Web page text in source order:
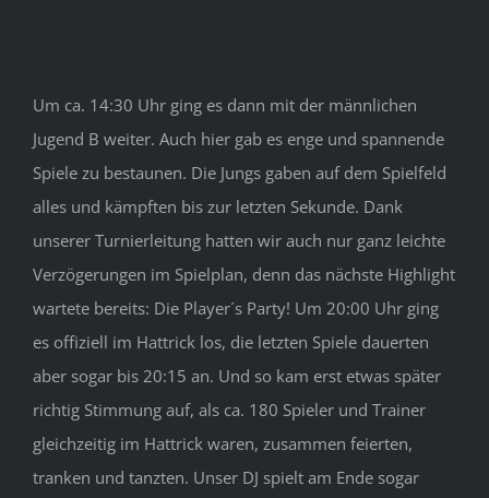
Um ca. 14:30 Uhr ging es dann mit der männlichen
Jugend B weiter. Auch hier gab es enge und spannende
Spiele zu bestaunen. Die Jungs gaben auf dem Spielfeld
alles und kämpften bis zur letzten Sekunde. Dank
unserer Turnierleitung hatten wir auch nur ganz leichte
Verzögerungen im Spielplan, denn das nächste Highlight
wartete bereits: Die Player´s Party! Um 20:00 Uhr ging
es offiziell im Hattrick los, die letzten Spiele dauerten
aber sogar bis 20:15 an. Und so kam erst etwas später
richtig Stimmung auf, als ca. 180 Spieler und Trainer
gleichzeitig im Hattrick waren, zusammen feierten,
tranken und tanzten. Unser DJ spielt am Ende sogar